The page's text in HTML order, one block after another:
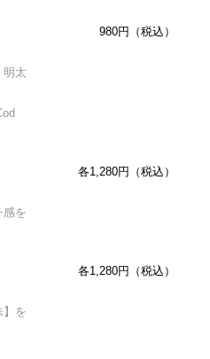
明太
980円（税込）
感を
各1,280円（税込）
】を
各1,280円（税込）